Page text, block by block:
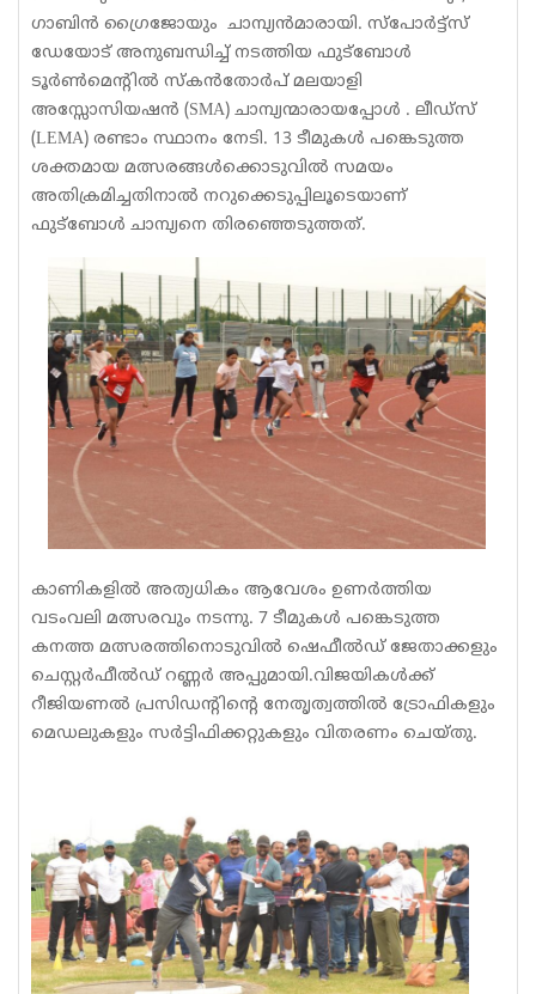
ഗാബിൻ ഗ്രൈജോയും ചാമ്പ്യൻമാരായി. സ്പോർട്ട്സ്
ഡേയോട് അനുബന്ധിച്ച് നടത്തിയ ഫുട്ബോൾ
ടൂർൺമെൻ്റിൽ സ്കൻതോർപ് മലയാളി
അസ്സോസിയഷൻ (SMA) ചാമ്പ്യന്മാരായപ്പോൾ . ലീഡ്സ്
(LEMA) രണ്ടാം സ്ഥാനം നേടി. 13 ടീമുകൾ പങ്കെടുത്ത
ശക്തമായ മത്സരങ്ങൾക്കൊടുവിൽ സമയം
അതിക്രമിച്ചതിനാൽ നറുക്കെടുപ്പിലൂടെയാണ്
ഫുട്ബോൾ ചാമ്പ്യനെ തിരഞ്ഞെടുത്തത്.
കാണികളിൽ അത്യധികം ആവേശം ഉണർത്തിയ
വടംവലി മത്സരവും നടന്നു. 7 ടീമുകൾ പങ്കെടുത്ത
കനത്ത മത്സരത്തിനൊടുവിൽ ഷെഫീൽഡ് ജേതാക്കളും
ചെസ്റ്റർഫീൽഡ് റണ്ണർ അപ്പുമായി.വിജയികൾക്ക്
റീജിയണൽ പ്രസിഡന്റിന്റെ നേതൃത്വത്തിൽ ട്രോഫികളും
മെഡലുകളും സർട്ടിഫിക്കറ്റുകളും വിതരണം ചെയ്തു.